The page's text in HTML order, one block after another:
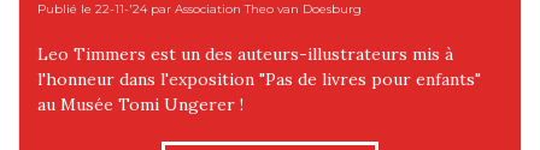
Publié le 22-11-'24 par Association Theo van Doesburg
Leo Timmers est un des auteurs-illustrateurs mis à
l'honneur dans l'exposition "Pas de livres pour enfants"
au Musée Tomi Ungerer !